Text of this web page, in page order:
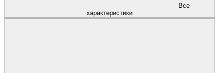
характеристики